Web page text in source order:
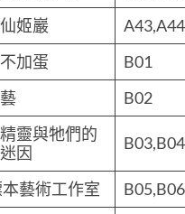
姬巖
A43,A44
加蛋
B01
B02
靈與牠們的
因
B03,B04
本藝術工作室
B05,B06